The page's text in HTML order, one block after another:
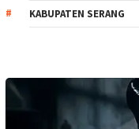
KABUPATEN SERANG